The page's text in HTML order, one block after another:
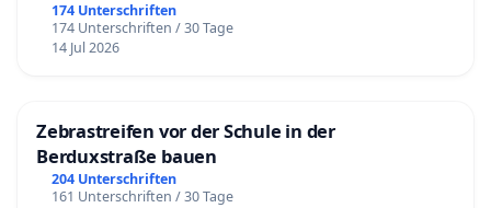
174 Unterschriften
174 Unterschriften / 30 Tage
14 Jul 2026
Zebrastreifen vor der Schule in der
Berduxstraße bauen
204 Unterschriften
161 Unterschriften / 30 Tage